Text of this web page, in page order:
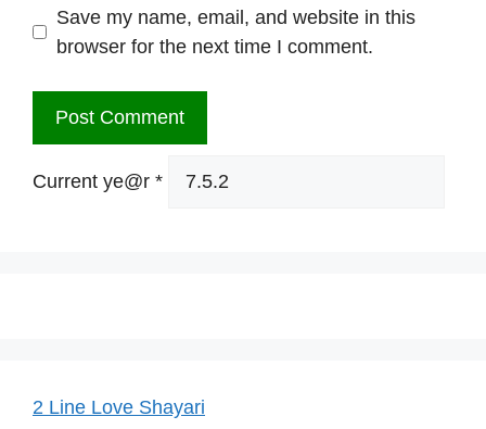
Save my name, email, and website in this
browser for the next time I comment.
Current ye@r *
2 Line Love Shayari